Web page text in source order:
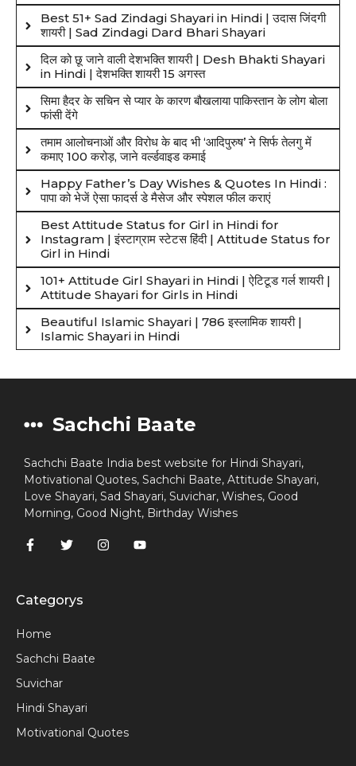
Best 51+ Sad Zindagi Shayari in Hindi | उदास जिंदगी
शायरी | Sad Zindagi Dard Bhari Shayari
दिल को छू जाने वाली देशभक्ति शायरी | Desh Bhakti Shayari
in Hindi | देशभक्ति शायरी 15 अगस्त
सिमा हैदर के सचिन से प्यार के कारण बौखलाया पाकिस्तान के लोग बोला
फांसी देंगे
तमाम आलोचनाओं और विरोध के बाद भी ‘आदिपुरुष’ ने सिर्फ तेलगु में
कमाए 100 करोड़, जाने वर्ल्डवाइड कमाई
Happy Father’s Day Wishes & Quotes In Hindi :
पापा को भेजें ऐसा फादर्स डे मैसेज और स्पेशल फील कराएं
Best Attitude Status for Girl in Hindi for
Instagram | इंस्टाग्राम स्टेटस हिंदी | Attitude Status for
Girl in Hindi
101+ Attitude Girl Shayari in Hindi | ऐटिटूड गर्ल शायरी |
Attitude Shayari for Girls in Hindi
Beautiful Islamic Shayari | 786 इस्लामिक शायरी |
Islamic Shayari in Hindi
Sachchi Baate
Sachchi Baate India best website for Hindi Shayari,
Motivational Quotes, Sachchi Baate, Attitude Shayari,
Love Shayari, Sad Shayari, Suvichar, Wishes, Good
Morning, Good Night, Birthday Wishes
Categorys
Home
Sachchi Baate
Suvichar
Hindi Shayari
Motivational Quotes